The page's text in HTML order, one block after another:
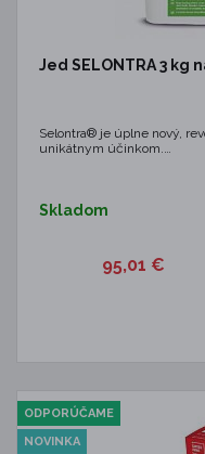
Jed SELONTRA 3 kg
Selontra® je úplne nový,
unikátnym účinkom.…
Skladom
95,01 €
ODPORÚČAME
NOVINKA